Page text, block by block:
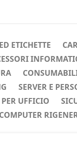
ETICHETTE
SERVER E
UFFICIO